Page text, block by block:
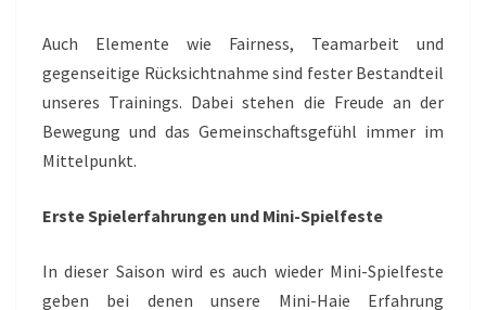
Auch Elemente wie Fairness, Teamarbeit und
gegenseitige Rücksichtnahme sind fester Bestandteil
unseres Trainings. Dabei stehen die Freude an der
Bewegung und das Gemeinschaftsgefühl immer im
Mittelpunkt.
Erste Spielerfahrungen und Mini-Spielfeste
In dieser Saison wird es auch wieder Mini-Spielfeste
geben bei denen unsere Mini-Haie Erfahrung